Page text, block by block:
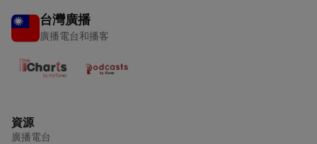
台灣廣播
廣播電台和播客
資源
廣播電台